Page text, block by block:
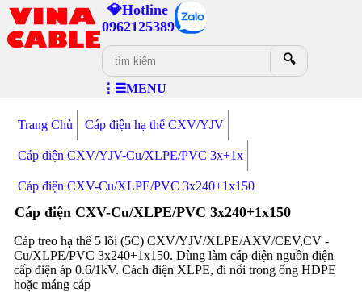
💎Hotline
0962125389
🔍
⋮☰MENU
Trang Chủ Cáp điện hạ thế CXV/YJV
Cáp điện CXV/YJV-Cu/XLPE/PVC 3x+1x
Cáp điện CXV-Cu/XLPE/PVC 3x240+1x150
Cáp điện CXV-Cu/XLPE/PVC 3x240+1x150
Cáp treo hạ thế 5 lõi (5C) CXV/YJV/XLPE/AXV/CEV,CV -
Cu/XLPE/PVC 3x240+1x150. Dùng làm cáp điện nguồn điện
cấp điện áp 0.6/1kV. Cách điện XLPE, đi nổi trong ống HDPE
hoặc máng cáp